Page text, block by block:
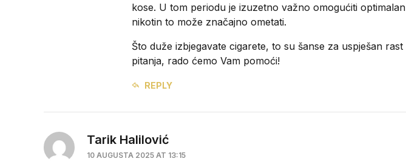
kose. U tom periodu je izuzetno važno omogućiti
nikotin to može značajno ometati.
Što duže izbjegavate cigarete, to su šanse za uspješan
pitanja, rado ćemo Vam pomoći!
REPLY
Tarik Halilović
10 AUGUSTA 2025 AT 13:15